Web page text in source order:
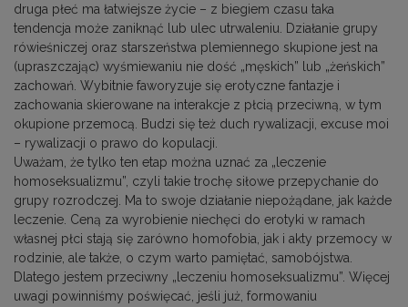
druga płeć ma łatwiejsze życie – z biegiem czasu taka
tendencja może zaniknąć lub ulec utrwaleniu. Działanie grupy
rówieśniczej oraz starszeństwa plemiennego skupione jest na
(upraszczając) wyśmiewaniu nie dość „męskich” lub „żeńskich”
zachowań. Wybitnie faworyzuje się erotyczne fantazje i
zachowania skierowane na interakcje z płcią przeciwną, w tym
okupione przemocą. Budzi się też duch rywalizacji, excuse moi
– rywalizacji o prawo do kopulacji.
Uważam, że tylko ten etap można uznać za „leczenie
homoseksualizmu”, czyli takie trochę siłowe przepychanie do
grupy rozrodczej. Ma to swoje działanie niepożądane, jak każde
leczenie. Ceną za wyrobienie niechęci do erotyki w ramach
własnej płci stają się zarówno homofobia, jak i akty przemocy w
rodzinie, ale także, o czym warto pamiętać, samobójstwa.
Dlatego jestem przeciwny „leczeniu homoseksualizmu”. Więcej
uwagi powinniśmy poświęcać, jeśli już, formowaniu